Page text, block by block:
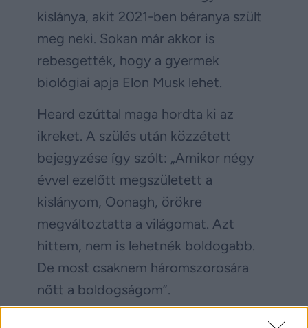
kislánya, akit 2021-ben béranya szült
meg neki. Sokan már akkor is
rebesgették, hogy a gyermek
biológiai apja Elon Musk lehet.
Heard ezúttal maga hordta ki az
ikreket. A szülés után közzétett
bejegyzése így szólt: „Amikor négy
évvel ezelőtt megszületett a
kislányom, Oonagh, örökre
megváltoztatta a világomat. Azt
hittem, nem is lehetnék boldogabb.
De most csaknem háromszorosára
nőtt a boldogságom”.